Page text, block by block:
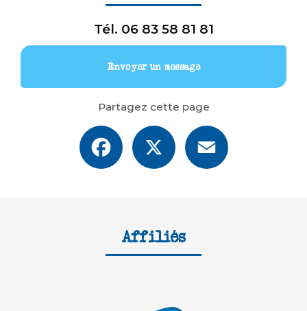
Tél. 06 83 58 81 81
Envoyer un message
Partagez cette page
Facebook
Affiliés